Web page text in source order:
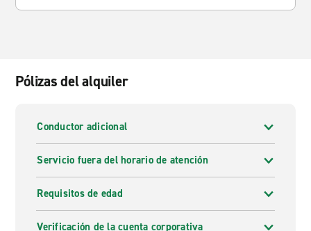
Pólizas del alquiler
Conductor adicional
Servicio fuera del horario de atención
Requisitos de edad
Verificación de la cuenta corporativa